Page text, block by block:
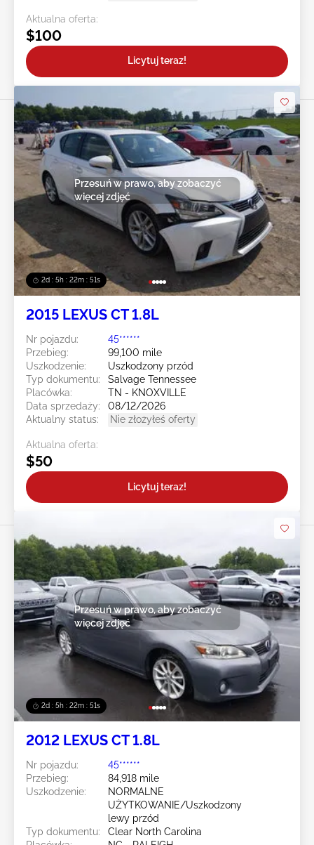
Aktualna oferta:
$100
Licytuj teraz!
2d : 5h : 22m : 49s
Przesuń w prawo, aby zobaczyć
więcej zdjęć
2015 LEXUS CT 1.8L
Nr pojazdu:
45******
Przebieg:
99,100 mile
Uszkodzenie:
Uszkodzony przód
Typ dokumentu:
Salvage Tennessee
Placówka:
TN - KNOXVILLE
Data sprzedaży:
08/12/2026
Aktualny status:
Nie złożyłeś oferty
Aktualna oferta:
$50
Licytuj teraz!
2d : 5h : 22m : 49s
Przesuń w prawo, aby zobaczyć
więcej zdjęć
2012 LEXUS CT 1.8L
Nr pojazdu:
45******
Przebieg:
84,918 mile
Uszkodzenie:
NORMALNE
UŻYTKOWANIE/Uszkodzony
lewy przód
Typ dokumentu:
Clear North Carolina